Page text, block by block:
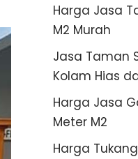
Harga Jasa
M2 Murah
Jasa Taman
Kolam Hias
Harga Jasa
Meter M2
Harga